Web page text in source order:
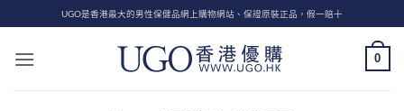
to
content
UGO是香港最大的男性保健品網上購物網站、保證原裝正品，假一賠十
0